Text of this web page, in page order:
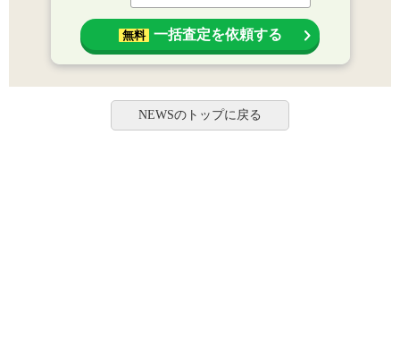
無料 一括査定を依頼する
NEWSのトップに戻る